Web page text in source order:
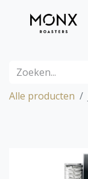
Alle producten